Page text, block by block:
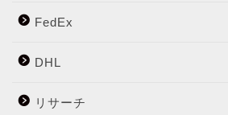
FedEx
DHL
リサーチ